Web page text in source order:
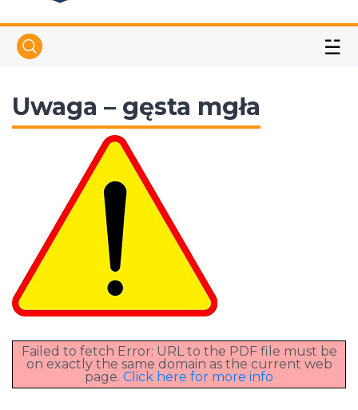
☱
Uwaga – gęsta mgła
Failed to fetch Error: URL to the PDF file must be
on exactly the same domain as the current web
page. Click here for more info